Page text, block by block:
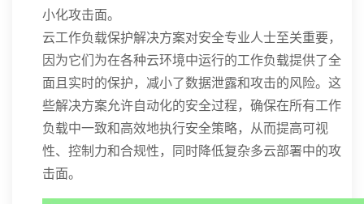
小化攻击面。
云工作负载保护解决方案对安全专业人士至关重要，
因为它们为在各种云环境中运行的工作负载提供了全
面且实时的保护，减小了数据泄露和攻击的风险。这
些解决方案允许自动化的安全过程，确保在所有工作
负载中一致和高效地执行安全策略，从而提高可视
性、控制力和合规性，同时降低复杂多云部署中的攻
击面。